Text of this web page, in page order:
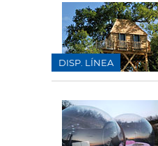
DISP. LÍNEA